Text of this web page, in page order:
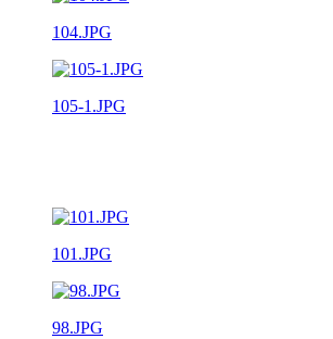
104.JPG
105-1.JPG
101.JPG
98.JPG